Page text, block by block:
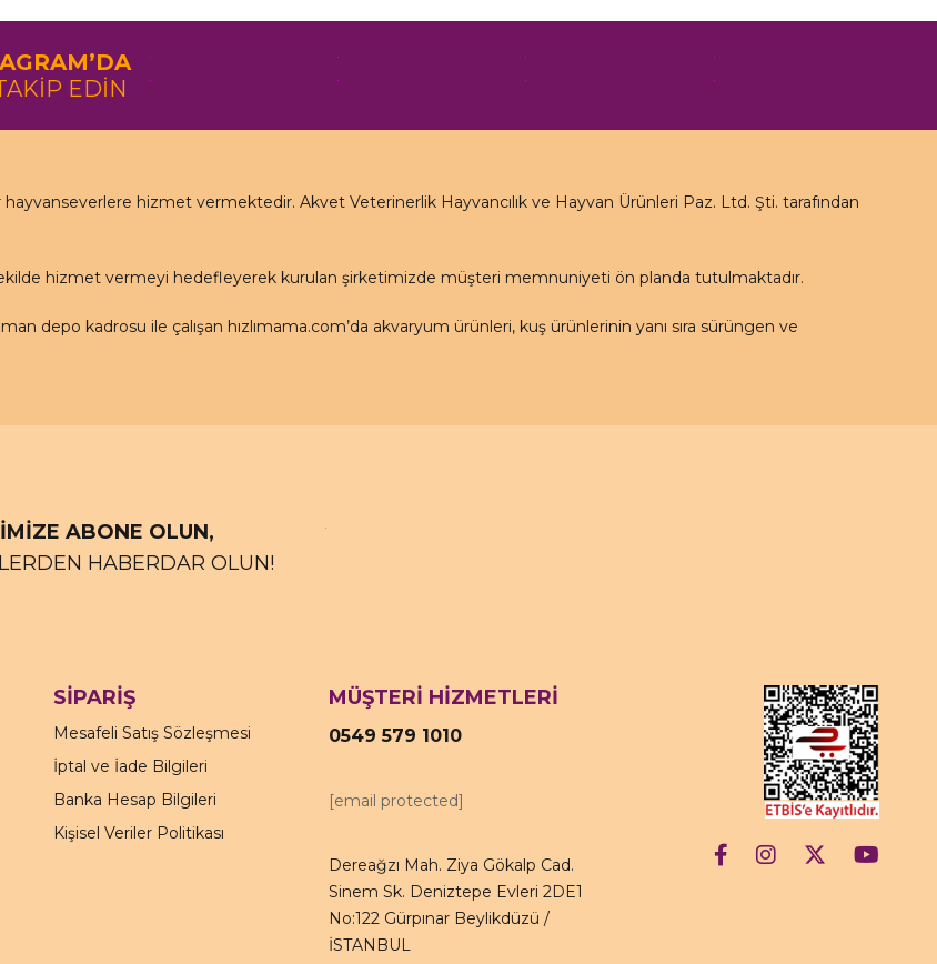
EDİN
hizmet vermektedir. Akvet Veterinerlik Hayvancılık ve Hayvan Ürünleri Paz. Ltd. Şti. tarafından
hizmet vermeyi hedefleyerek kurulan şirketimizde müşteri memnuniyeti ön planda tutulmaktadır.
depo kadrosu ile çalışan hızlımama.com’da akvaryum ürünleri, kuş ürünlerinin yanı sıra sürüngen ve
ABONE OLUN,
HABERDAR OLUN!
SİPARİŞ
Mesafeli Satış Sözleşmesi
İptal ve İade Bilgileri
Banka Hesap Bilgileri
Kişisel Veriler Politikası
MÜŞTERİ HİZMETLERİ
0549 579 1010
[email protected]
Dereağzı Mah. Ziya Gökalp Cad.
Sinem Sk. Deniztepe Evleri 2DE1
No:122 Gürpınar Beylikdüzü /
İSTANBUL